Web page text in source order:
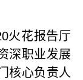
火花报告厅
深职业发展
核心负责人